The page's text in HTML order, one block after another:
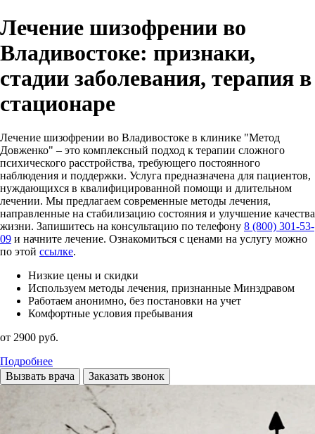
Лечение шизофрении во
Владивостоке: признаки,
стадии заболевания, терапия в
стационаре
Лечение шизофрении во Владивостоке в клинике "Метод
Довженко" – это комплексный подход к терапии сложного
психического расстройства, требующего постоянного
наблюдения и поддержки. Услуга предназначена для пациентов,
нуждающихся в квалифицированной помощи и длительном
лечении. Мы предлагаем современные методы лечения,
направленные на стабилизацию состояния и улучшение качества
жизни. Запишитесь на консультацию по телефону 8 (800) 301-53-
09 и начните лечение. Ознакомиться с ценами на услугу можно
по этой ссылке.
Низкие цены и скидки
Используем методы лечения, признанные Минздравом
Работаем анонимно, без постановки на учет
Комфортные условия пребывания
от 2900 руб.
Подробнее
Вызвать врача
Заказать звонок